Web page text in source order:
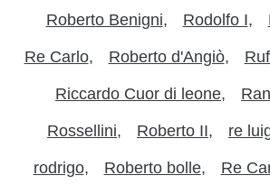
Roberto Benigni Rodolfo I
Re Carlo Roberto d'Angiò
Riccardo Cuor di leone
Rossellini Roberto II re
rodrigo Roberto bolle Re